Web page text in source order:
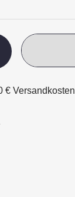
€ Versandkosten